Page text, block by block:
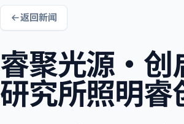
返回新闻
睿聚光源・创
研究所照明